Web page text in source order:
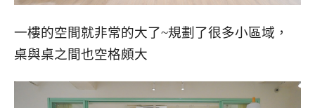
一樓的空間就非常的大了~規劃了很多小區域，
桌與桌之間也空格頗大